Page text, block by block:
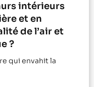
intérieurs
et en
de l’air et
?
qui envahit la